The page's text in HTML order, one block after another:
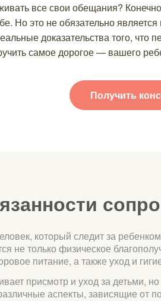
все свои обещания?
Но это не обязательно
доказательства того, что
самое дорогое — вашего
Получить
который следит за
не только физическое
питание, а также уход и
присмотр и уход за детьми,
аспекты, зависящие от